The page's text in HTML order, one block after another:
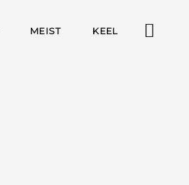
MEIST KEEL